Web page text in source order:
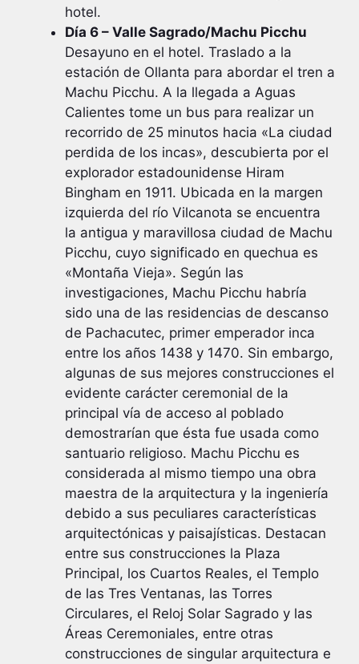
hotel.
Día 6 – Valle Sagrado/Machu Picchu
Desayuno en el hotel. Traslado a la
estación de Ollanta para abordar el tren a
Machu Picchu. A la llegada a Aguas
Calientes tome un bus para realizar un
recorrido de 25 minutos hacia «La ciudad
perdida de los incas», descubierta por el
explorador estadounidense Hiram
Bingham en 1911. Ubicada en la margen
izquierda del río Vilcanota se encuentra
la antigua y maravillosa ciudad de Machu
Picchu, cuyo significado en quechua es
«Montaña Vieja». Según las
investigaciones, Machu Picchu habría
sido una de las residencias de descanso
de Pachacutec, primer emperador inca
entre los años 1438 y 1470. Sin embargo,
algunas de sus mejores construcciones el
evidente carácter ceremonial de la
principal vía de acceso al poblado
demostrarían que ésta fue usada como
santuario religioso. Machu Picchu es
considerada al mismo tiempo una obra
maestra de la arquitectura y la ingeniería
debido a sus peculiares características
arquitectónicas y paisajísticas. Destacan
entre sus construcciones la Plaza
Principal, los Cuartos Reales, el Templo
de las Tres Ventanas, las Torres
Circulares, el Reloj Solar Sagrado y las
Áreas Ceremoniales, entre otras
construcciones de singular arquitectura e